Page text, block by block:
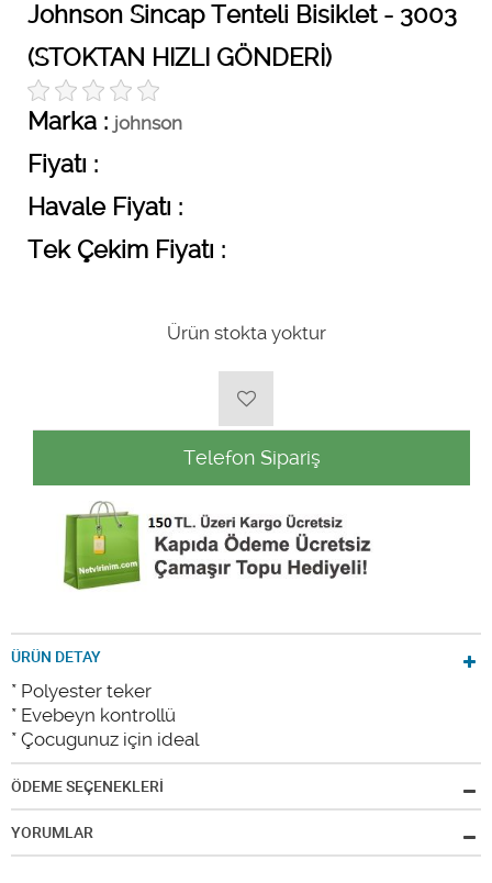
Johnson Sincap Tenteli Bisiklet - 3003
(STOKTAN HIZLI GÖNDERİ)
Marka : johnson
Fiyatı :
Havale Fiyatı :
Tek Çekim Fiyatı :
Ürün stokta yoktur
Telefon Sipariş
ÜRÜN DETAY
* Polyester teker
* Evebeyn kontrollü
* Çocugunuz için ideal
ÖDEME SEÇENEKLERİ
YORUMLAR